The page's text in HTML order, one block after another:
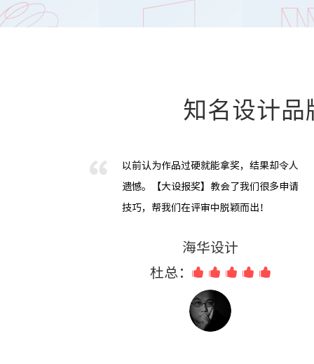
知名设计品
以前认为作品过硬就能拿奖，结果却令人
遗憾。【大设报奖】教会了我们很多申请
技巧，帮我们在评审中脱颖而出！
海华设计
杜总：